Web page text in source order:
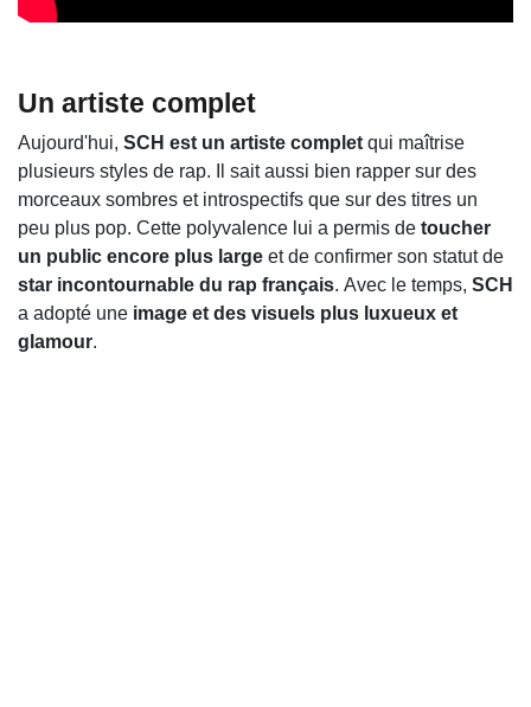
Un artiste complet
Aujourd'hui, SCH est un artiste complet qui maîtrise
plusieurs styles de rap. Il sait aussi bien rapper sur des
morceaux sombres et introspectifs que sur des titres un
peu plus pop. Cette polyvalence lui a permis de toucher
un public encore plus large et de confirmer son statut de
star incontournable du rap français. Avec le temps, SCH
a adopté une image et des visuels plus luxueux et
glamour.